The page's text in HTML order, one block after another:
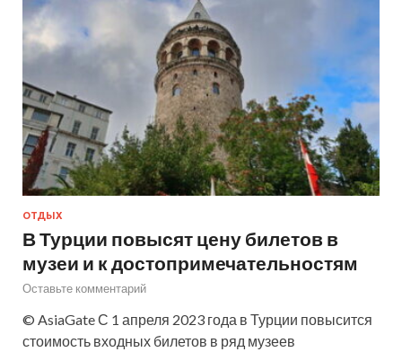
ОТДЫХ
В Турции повысят цену билетов в
музеи и к достопримечательностям
Оставьте комментарий
© AsiaGate С 1 апреля 2023 года в Турции повысится
стоимость входных билетов в ряд музеев